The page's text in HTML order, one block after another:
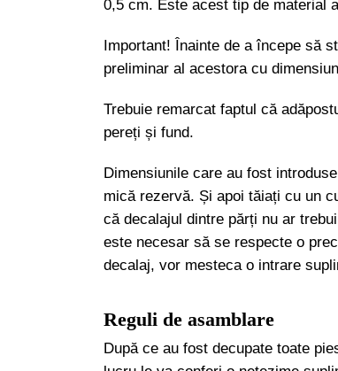
0,5 cm. Este acest tip de material
Important! Înainte de a începe să
preliminar al acestora cu
Trebuie remarcat faptul că
pereți și fund.
Dimensiunile care au fost
mică rezervă. Și apoi tăiați cu un
că decalajul dintre părți nu ar
este necesar să se respecte o
decalaj, vor mesteca o intrare
Reguli de asamblare
După ce au fost decupate toate